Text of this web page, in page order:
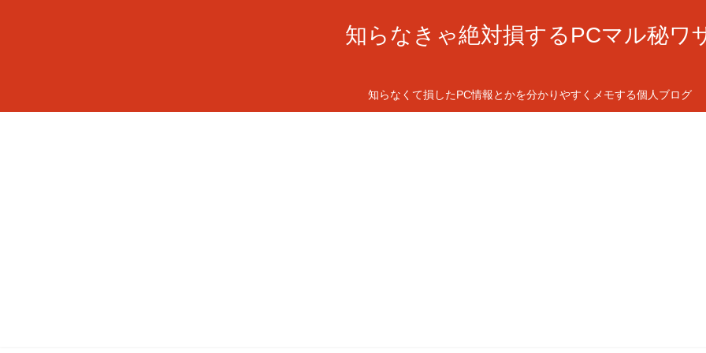
知らなきゃ絶対損するPCマル秘ワ
知らなくて損したPC情報とかを分かりやすくメモする個人ブログ